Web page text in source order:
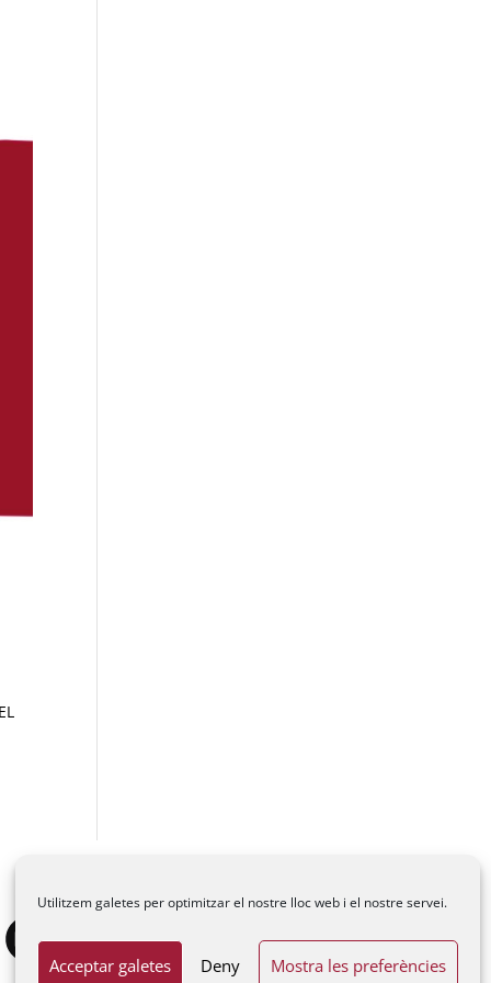
Utilitzem galetes per optimitzar el nostre lloc web i el nostre servei.
Acceptar galetes Deny Mostra les preferències